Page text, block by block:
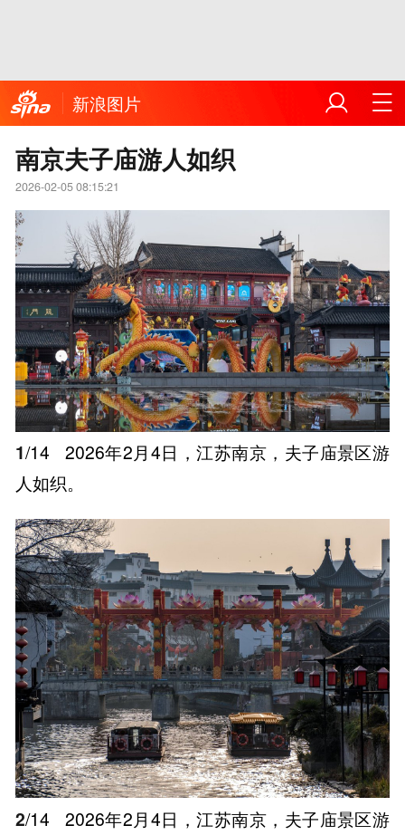
新浪图片
南京夫子庙游人如织
2026-02-05 08:15:21
1/14
2026年2月4日，江苏南京，夫子庙景区游
人如织。
2/14
2026年2月4日，江苏南京，夫子庙景区游